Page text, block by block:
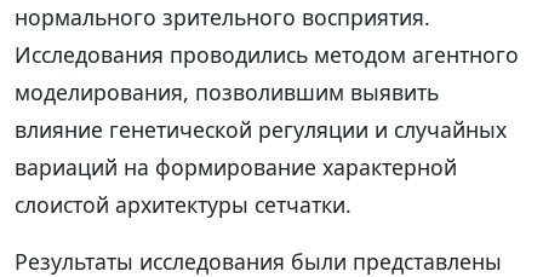
нормального зрительного восприятия.
Исследования проводились методом агентного
моделирования, позволившим выявить
влияние генетической регуляции и случайных
вариаций на формирование характерной
слоистой архитектуры сетчатки.
Результаты исследования были представлены